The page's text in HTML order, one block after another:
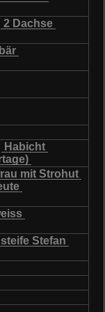
2 Dachse
Habicht
mit Strohut
steife Stefan